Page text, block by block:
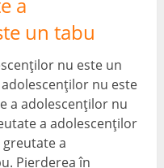
un tabu
nu este un
nu este
a adolescenților nu
a adolescenților
a
Pierderea în